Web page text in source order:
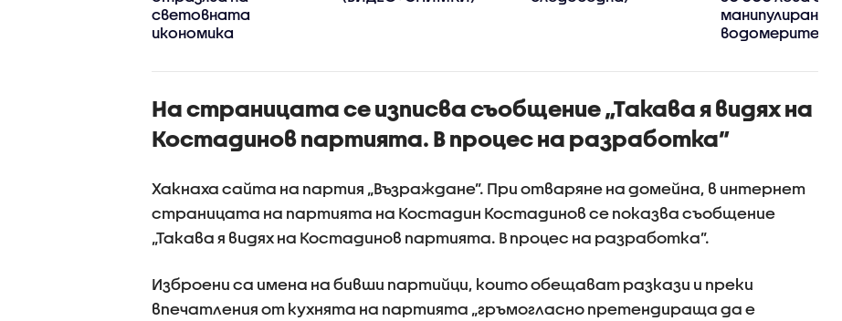
световната
икономика
манипулиране на
водомерите и
На страницата се изписва съобщение „Такава я видях на
Костадинов партията. В процес на разработка”
Хакнаха сайта на партия „Възраждане”. При отваряне на домейна, в интернет
страницата на партията на Костадин Костадинов се показва съобщение
„Такава я видях на Костадинов партията. В процес на разработка”.
Изброени са имена на бивши партийци, които обещават разкази и преки
впечатления от кухнята на партията „гръмогласно претендираща да е